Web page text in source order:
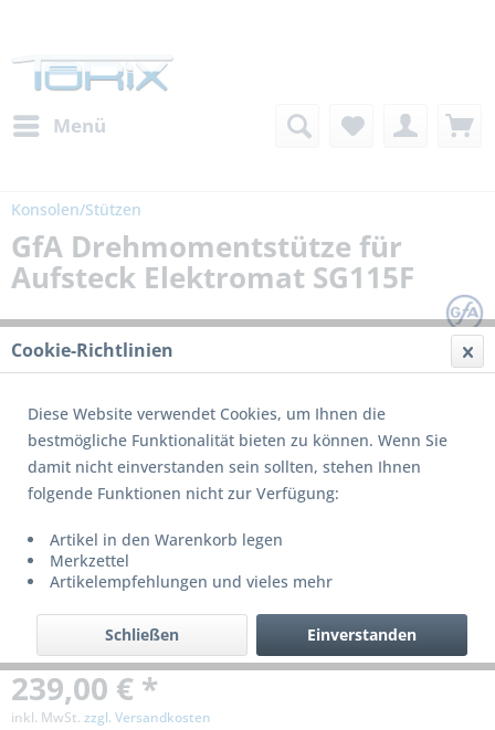
Menü
Konsolen/Stützen
GfA Drehmomentstütze für
Aufsteck Elektromat SG115F
239,00 € *
inkl. MwSt. zzgl. Versandkosten
Cookie-Richtlinien
Diese Website verwendet Cookies, um Ihnen die
bestmögliche Funktionalität bieten zu können. Wenn Sie
damit nicht einverstanden sein sollten, stehen Ihnen
folgende Funktionen nicht zur Verfügung:
Artikel in den Warenkorb legen
Merkzettel
Artikelempfehlungen und vieles mehr
Einverstanden
Schließen